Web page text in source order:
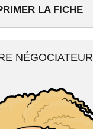
LA FICHE
NÉGOCIATEUR